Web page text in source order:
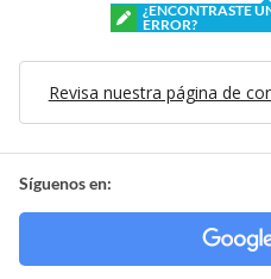
¿ENCONTRASTE
ERROR?
Revisa nuestra página de
Síguenos en: